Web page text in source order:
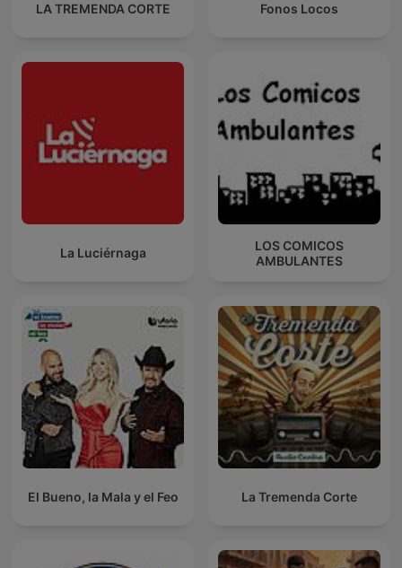
LA TREMENDA CORTE Fonos Locos
La Luciérnaga
LOS COMICOS
AMBULANTES
El Bueno, la Mala y el Feo La Tremenda Corte